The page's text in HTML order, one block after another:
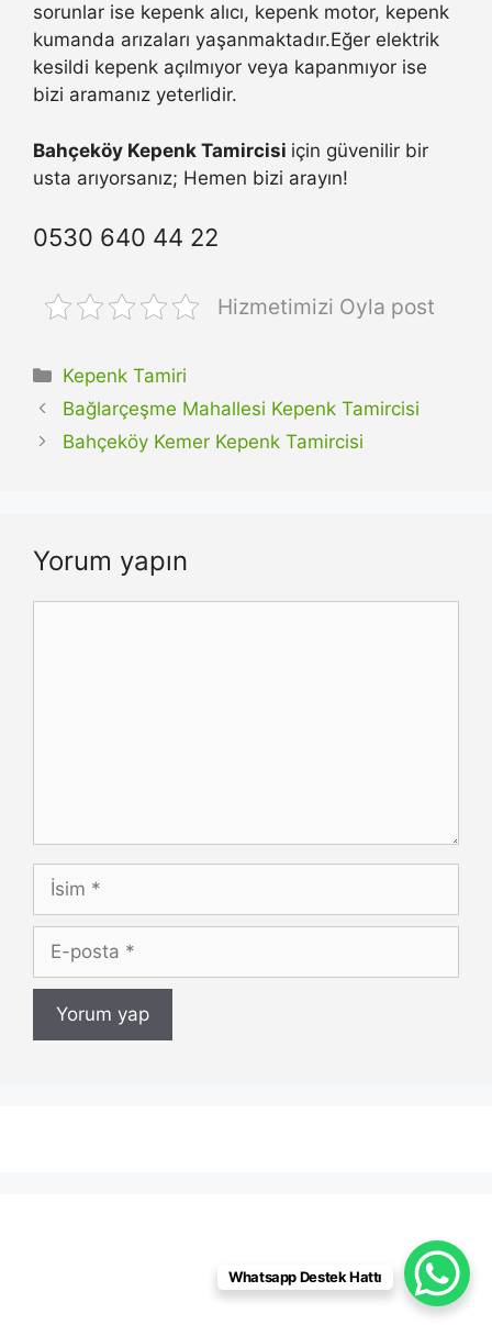
sorunlar ise kepenk alıcı, kepenk motor, kepenk
kumanda arızaları yaşanmaktadır.Eğer elektrik
kesildi kepenk açılmıyor veya kapanmıyor ise
bizi aramanız yeterlidir.
Bahçeköy Kepenk Tamircisi için güvenilir bir
usta arıyorsanız; Hemen bizi arayın!
0530 640 44 22
Hizmetimizi Oyla post
Kategoriler
Kepenk Tamiri
Bağlarçeşme Mahallesi Kepenk Tamircisi
Bahçeköy Kemer Kepenk Tamircisi
Yorum yapın
İsim
posta
Whatsapp Destek Hattı